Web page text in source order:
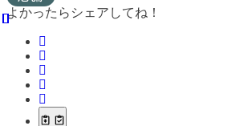
よかったらシェアしてね！